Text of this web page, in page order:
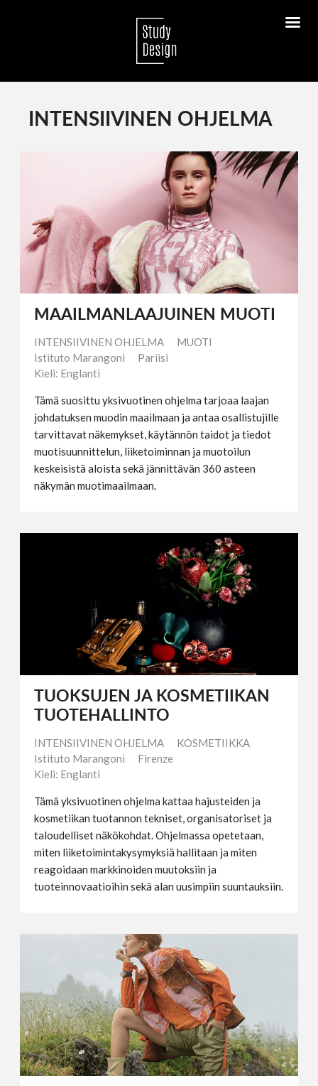
INTENSIIVINEN OHJELMA
MAAILMANLAAJUINEN MUOTI
INTENSIIVINEN OHJELMA
MUOTI
Istituto Marangoni
Pariisi
Kieli: Englanti
Tämä suosittu yksivuotinen ohjelma tarjoaa laajan
johdatuksen muodin maailmaan ja antaa osallistujille
tarvittavat näkemykset, käytännön taidot ja tiedot
muotisuunnittelun, liiketoiminnan ja muotoilun
keskeisistä aloista sekä jännittävän 360 asteen
näkymän muotimaailmaan.
TUOKSUJEN JA KOSMETIIKAN
TUOTEHALLINTO
INTENSIIVINEN OHJELMA
KOSMETIIKKA
Istituto Marangoni
Firenze
Kieli: Englanti
Tämä yksivuotinen ohjelma kattaa hajusteiden ja
kosmetiikan tuotannon tekniset, organisatoriset ja
taloudelliset näkökohdat. Ohjelmassa opetetaan,
miten liiketoimintakysymyksiä hallitaan ja miten
reagoidaan markkinoiden muutoksiin ja
tuoteinnovaatioihin sekä alan uusimpiin suuntauksiin.